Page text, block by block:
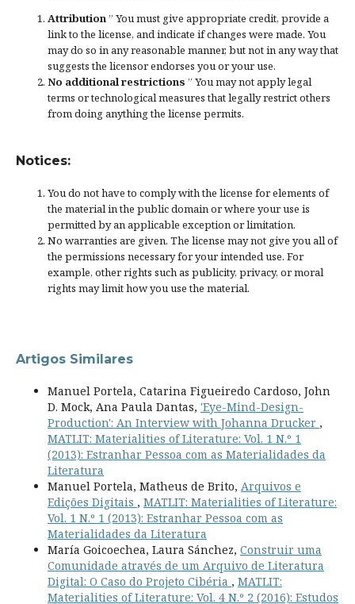
Attribution” You must give appropriate credit, provide a
link to the license, andindicate if changes were made. You
may do so in any reasonable manner, but not in any way that
suggests the licensor endorses you or your use.
No additional restrictions ” You may not apply legal
terms ortechnological measuresthat legally restrict others
from doing anything the license permits.
Notices:
You do not have to comply with the license for elements of
the material in the public domain or where your use is
permitted by an applicable exception or limitation.
No warranties are given. The license may not give you all of
the permissions necessary for your intended use. For
example, other rights such as publicity, privacy, or moral
rights may limit how you use the material.
Artigos Similares
Manuel Portela, Catarina Figueiredo Cardoso, John
D. Mock, Ana Paula Dantas, 'Eye-Mind-Design-
Production': An Interview with Johanna Drucker ,
MATLIT: Materialities of Literature: Vol. 1 N.º 1
(2013): Estranhar Pessoa com as Materialidades da
Literatura
Manuel Portela, Matheus de Brito, Arquivos e
Edições Digitais , MATLIT: Materialities of Literature:
Vol. 1 N.º 1 (2013): Estranhar Pessoa com as
Materialidades da Literatura
María Goicoechea, Laura Sánchez, Construir uma
Comunidade através de um Arquivo de Literatura
Digital: O Caso do Projeto Cibéria , MATLIT:
Materialities of Literature: Vol. 4 N.º 2 (2016): Estudos